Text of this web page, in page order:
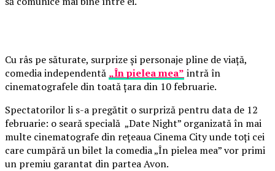
Cu râs pe săturate, surprize și personaje pline de viață,
comedia independentă „În pielea mea” intră în
cinematografele din toată țara din 10 februarie.
Spectatorilor li s-a pregătit o surpriză pentru data de 12
februarie: o seară specială „Date Night” organizată în mai
multe cinematografe din rețeaua Cinema City unde toți cei
care cumpără un bilet la comedia „În pielea mea” vor primi
un premiu garantat din partea Avon.